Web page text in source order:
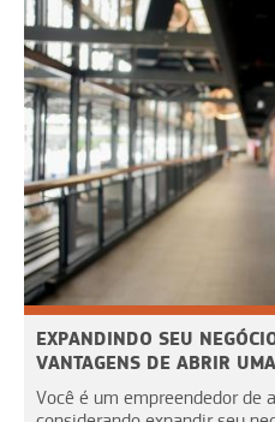
EXPANDINDO SEU
VANTAGENS DE ABRIR
Você é um empreendedor de